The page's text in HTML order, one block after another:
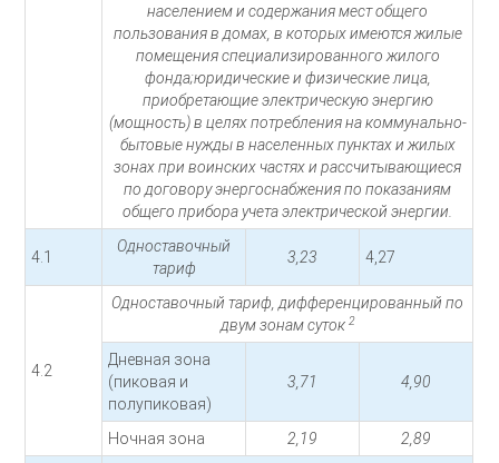
населением и содержания мест общего
пользования в домах, в которых имеются жилые
помещения специализированного жилого
фонда;юридические и физические лица,
приобретающие электрическую энергию
(мощность) в целях потребления на коммунально-
бытовые нужды в населенных пунктах и жилых
зонах при воинских частях и рассчитывающиеся
по договору энергоснабжения по показаниям
общего прибора учета электрической энергии.
4.1
Одноставочный
тариф
3,23 4,27
4.2
Одноставочный тариф, дифференцированный по
двум зонам суток 2
Дневная зона
(пиковая и
полупиковая)
3,71 4,90
Ночная зона 2,19 2,89